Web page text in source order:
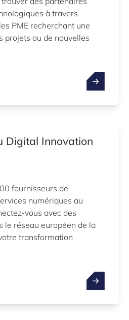
à travers
PME recherchant une
projets ou de nouvelles
Digital Innovation
fournisseurs de
numériques au
vous avec des
le réseau européen de la
transformation